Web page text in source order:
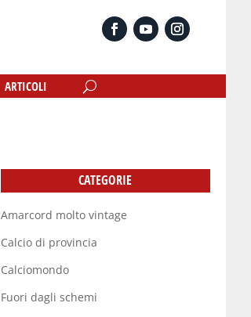
ARTICOLI
ARTICOLI
CATEGORIE
Amarcord molto vintage
Calcio di provincia
Calciomondo
Fuori dagli schemi